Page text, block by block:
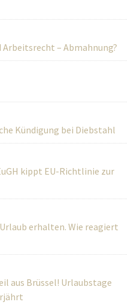
Arbeitsrecht – Abmahnung?
Kündigung bei Diebstahl
kippt EU-Richtlinie zur
erhalten. Wie reagiert
aus Brüssel! Urlaubstage